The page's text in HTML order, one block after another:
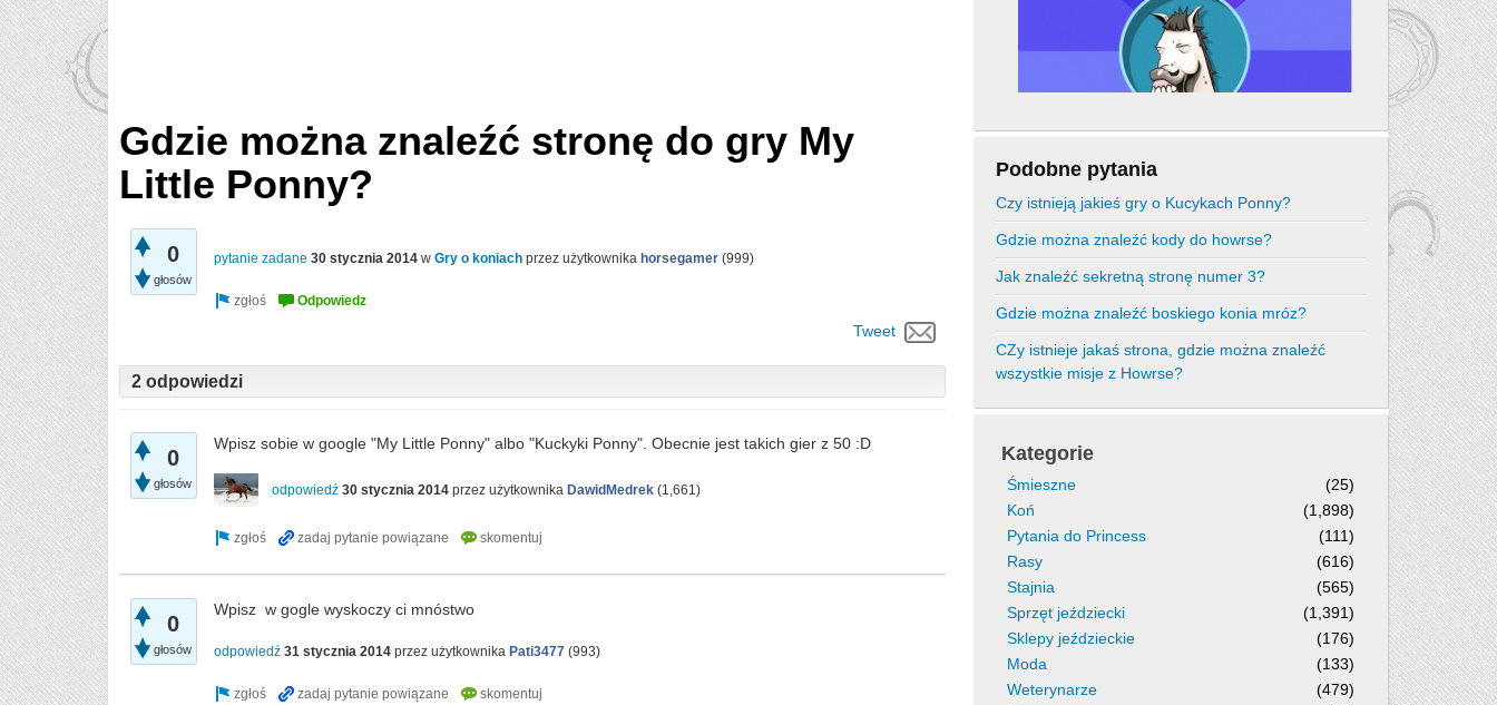
Gdzie można znaleźć stronę do gry My
Little Ponny?
0
głosów
pytanie zadane 30 stycznia 2014 w Gry o koniach przez użytkownika horsegamer (999)
Tweet
2 odpowiedzi
0
głosów
Wpisz sobie w google "My Little Ponny" albo "Kuckyki Ponny". Obecnie jest takich gier z 50 :D
odpowiedź 30 stycznia 2014 przez użytkownika DawidMedrek (1,661)
0
głosów
Wpisz w gogle wyskoczy ci mnóstwo
odpowiedź 31 stycznia 2014 przez użytkownika Pati3477 (993)
Podobne pytania
Czy istnieją jakieś gry o Kucykach Ponny?
Gdzie można znaleźć kody do howrse?
Jak znaleźć sekretną stronę numer 3?
Gdzie można znaleźć boskiego konia mróz?
CZy istnieje jakaś strona, gdzie można znaleźć
wszystkie misje z Howrse?
Kategorie
Śmieszne
(25)
Koń
(1,898)
Pytania do Princess
(111)
Rasy
(616)
Stajnia
(565)
Sprzęt jeździecki
(1,391)
Sklepy jeździeckie
(176)
Moda
(133)
Weterynarze
(479)